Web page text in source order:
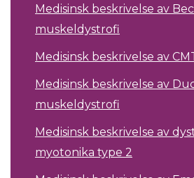
Medisinsk beskrivelse av
muskeldystrofi
Medisinsk beskrivelse av
Medisinsk beskrivelse av
muskeldystrofi
Medisinsk beskrivelse av
myotonika type 2